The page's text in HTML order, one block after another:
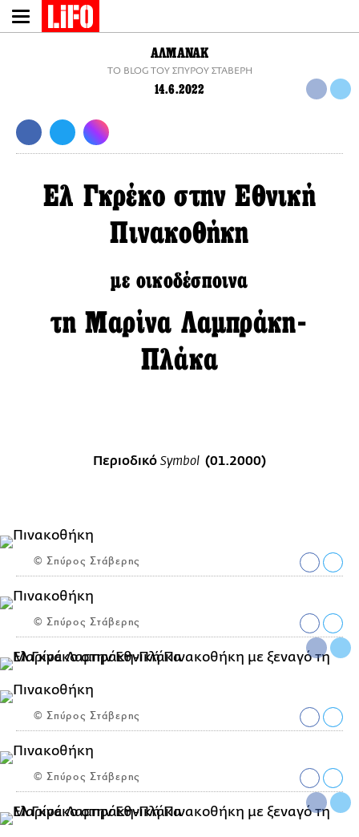
Παράκαμψη
προς
ΑΛΜΑΝΑΚ
TO BLOG ΤΟΥ ΣΠΥΡΟΥ ΣΤΑΒΕΡΗ
14.6.2022
Ελ Γκρέκο στην Εθνική
Πινακοθήκη
με οικοδέσποινα
τη Μαρίνα Λαμπράκη-
Πλάκα
Περιοδικό Symbol (01.2000)
© Σπύρος Στάβερης
© Σπύρος Στάβερης
© Σπύρος Στάβερης
© Σπύρος Στάβερης